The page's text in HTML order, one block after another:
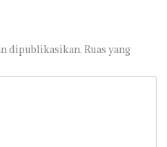
dipublikasikan. Ruas yang